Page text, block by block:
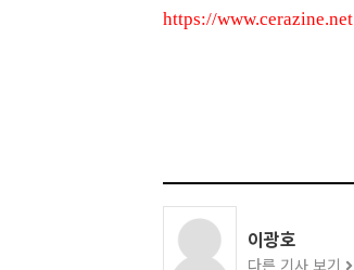
https://www.cerazine.net
이광호
다른 기사 보기